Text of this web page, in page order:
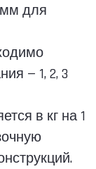
для
— 1, 2, 3
в кг на 1